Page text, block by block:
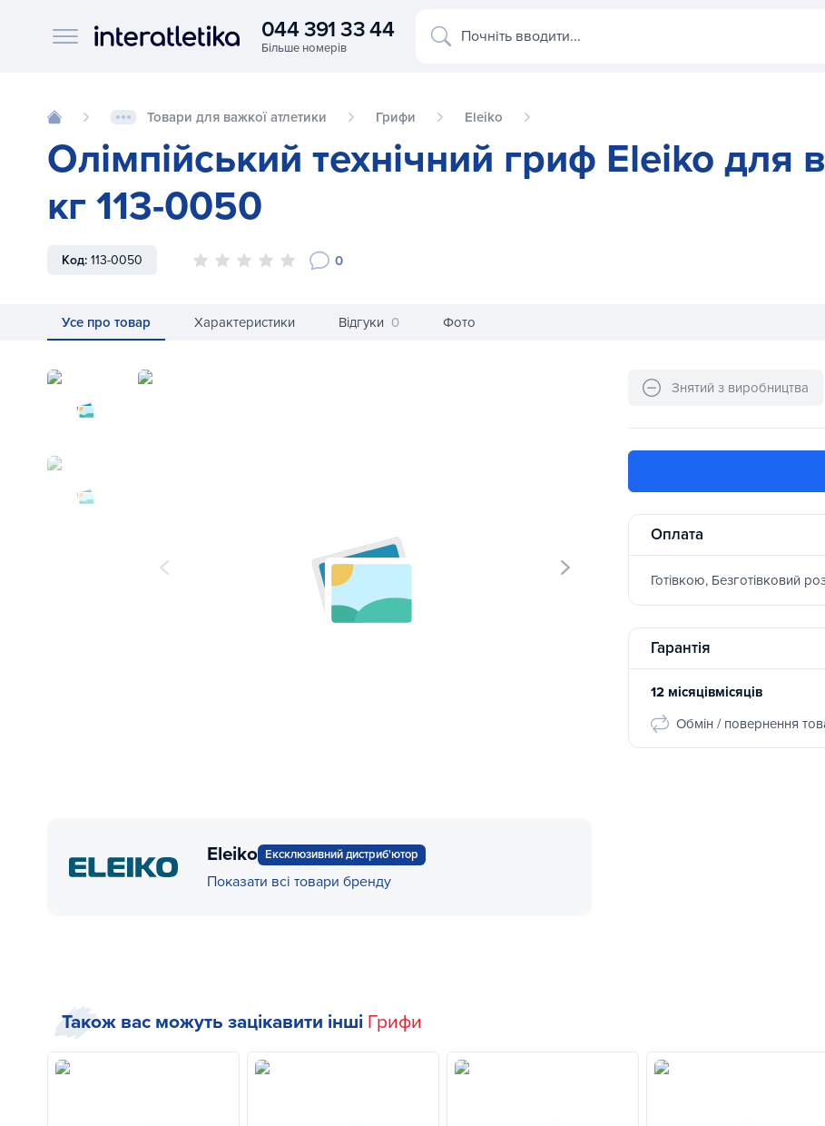
Interatletika logo
044 391 33 44 Почніть вводити...
Товари для важкої атлетики Грифи Eleiko
Олімпійський технічний гриф Eleiko для
кг 113-0050
Код: 113-0050 0
Усе про товар Характеристики Відгуки 0 Фото
Олімпійський технічний гриф Eleiko для важкої атлетики 5 кг 113-0050 Олімпійський технічний гриф
Eleiko Ексклюзивний дистриб'ютор
Показати всі товари бренду
Знятий з виробництва
Оплата
Готівкою, Безготівковий
Гарантія
12 місяцівмісяців
Обмін / повернення
Також вас можуть зацікавити інші Грифи